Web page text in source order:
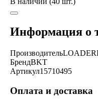
Информация о
Производитель
БрендBKT
Артикул15710495
Оплата и доставка